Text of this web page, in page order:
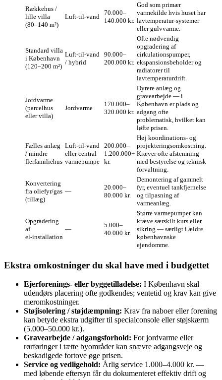
Rækkehus /
lille villa
(80–140 m²)
Luft‑til‑vand
70.000–
140.000 kr.
God som primær
varmekilde hvis huset har
lavtemperatur‑systemer
eller gulvvarme.
Standard villa
i København
(120–200 m²)
Luft‑til‑vand
/ hybrid
90.000–
200.000 kr.
Ofte nødvendig
opgradering af
cirkulationspumper,
ekspansionsbeholder og
radiatorer til
lavtemperaturdrift.
Jordvarme
(parcelhus
eller villa)
Jordvarme
170.000–
320.000 kr.
Dyrere anlæg og
gravearbejde — i
København er plads og
adgang ofte
problematisk, hvilket kan
løfte prisen.
Fælles anlæg
/ mindre
flerfamiliehus
Luft‑til‑vand
eller central
varmepumpe
200.000–
1.200.000+
kr.
Høj koordinations‑ og
projekteringsomkostning.
Kræver ofte afstemning
med bestyrelse og teknisk
forvaltning.
Konvertering
fra oliefyr/gas
(tillæg)
—
20.000–
80.000 kr.
Demontering af gammelt
fyr, eventuel tankfjernelse
og tilpasning af
varmeanlæg.
Opgradering
af
el‑installation
—
5.000–
40.000 kr.
Større varmepumper kan
kræve særskilt kurs eller
sikring — særligt i ældre
københavnske
ejendomme.
Ekstra omkostninger du skal have med i budgettet
Ejerforenings‑ eller byggetilladelse: I København skal
udendørs placering ofte godkendes; ventetid og krav kan give
meromkostninger.
Støjisolering / støjdæmpning: Krav fra naboer eller forening
kan betyde ekstra udgifter til specialconsole eller støjskærm
(5.000–50.000 kr.).
Gravearbejde / adgangsforhold: For jordvarme eller
rørføringer i tætte byområder kan snævre adgangsveje og
beskadigede fortove øge prisen.
Service og vedligehold: Årlig service 1.000–4.000 kr. —
med løbende eftersyn får du dokumenteret effektiv drift og